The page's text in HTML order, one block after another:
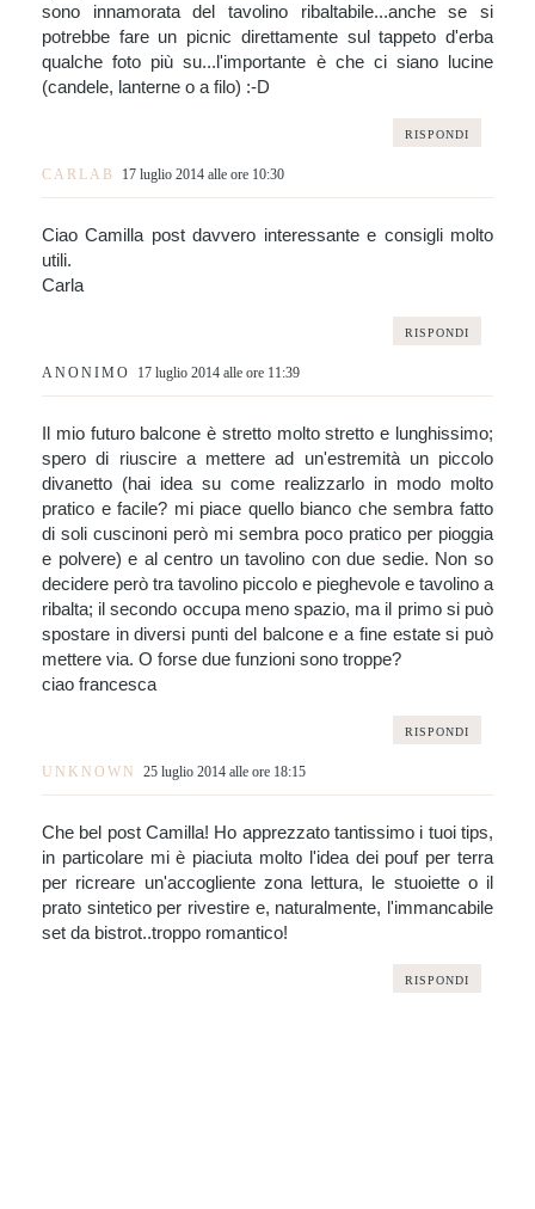
sono innamorata del tavolino ribaltabile...anche se si
potrebbe fare un picnic direttamente sul tappeto d'erba
qualche foto più su...l'importante è che ci siano lucine
(candele, lanterne o a filo) :-D
RISPONDI
CARLAB 17 luglio 2014 alle ore 10:30
Ciao Camilla post davvero interessante e consigli molto
utili.
Carla
RISPONDI
ANONIMO 17 luglio 2014 alle ore 11:39
Il mio futuro balcone è stretto molto stretto e lunghissimo;
spero di riuscire a mettere ad un'estremità un piccolo
divanetto (hai idea su come realizzarlo in modo molto
pratico e facile? mi piace quello bianco che sembra fatto
di soli cuscinoni però mi sembra poco pratico per pioggia
e polvere) e al centro un tavolino con due sedie. Non so
decidere però tra tavolino piccolo e pieghevole e tavolino a
ribalta; il secondo occupa meno spazio, ma il primo si può
spostare in diversi punti del balcone e a fine estate si può
mettere via. O forse due funzioni sono troppe?
ciao francesca
RISPONDI
UNKNOWN 25 luglio 2014 alle ore 18:15
Che bel post Camilla! Ho apprezzato tantissimo i tuoi tips,
in particolare mi è piaciuta molto l'idea dei pouf per terra
per ricreare un'accogliente zona lettura, le stuoiette o il
prato sintetico per rivestire e, naturalmente, l'immancabile
set da bistrot..troppo romantico!
RISPONDI